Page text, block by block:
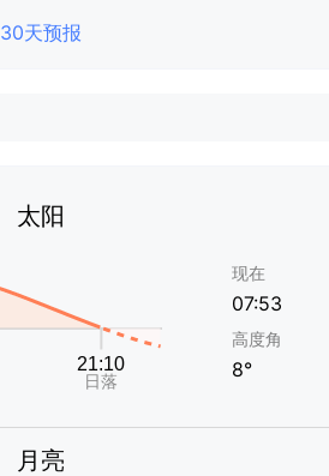
30天预报
太阳
现在
07:53
高度角
8°
月亮